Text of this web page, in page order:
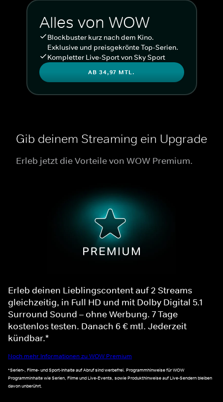
Alles von WOW
Blockbuster kurz nach dem Kino.
Exklusive und preisgekrönte Top-Serien.
Kompletter Live-Sport von Sky Sport
AB 34,97 MTL.
Gib deinem Streaming ein Upgrade
Erleb jetzt die Vorteile von WOW Premium.
Erleb deinen Lieblingscontent auf 2 Streams
gleichzeitig, in Full HD und mit Dolby Digital 5.1
Surround Sound – ohne Werbung. 7 Tage
kostenlos testen. Danach 6 € mtl. Jederzeit
kündbar.*
Noch mehr Informationen zu WOW Premium
*Serien-, Filme- und Sport-Inhalte auf Abruf sind werbefrei. Programmhinweise für WOW
Programminhalte wie Serien, Filme und Live-Events, sowie Produkthinweise auf Live-Sendern bleiben
davon unberührt.